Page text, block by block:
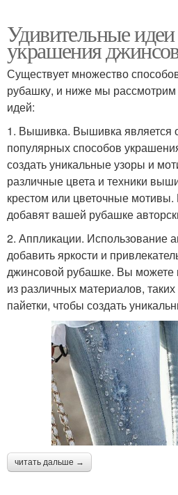
Удивительные
украшения
Существует множество
рубашку, и ниже мы рассмотрим
идей:
1. Вышивка. Вышивка является
популярных способов
создать уникальные узоры и
различные цвета и техники
крестом или цветочные
добавят вашей рубашке
2. Аппликации. Использование
добавить яркости и
джинсовой рубашке. Вы можете
из различных материалов, таких
пайетки, чтобы создать
читать дальше →